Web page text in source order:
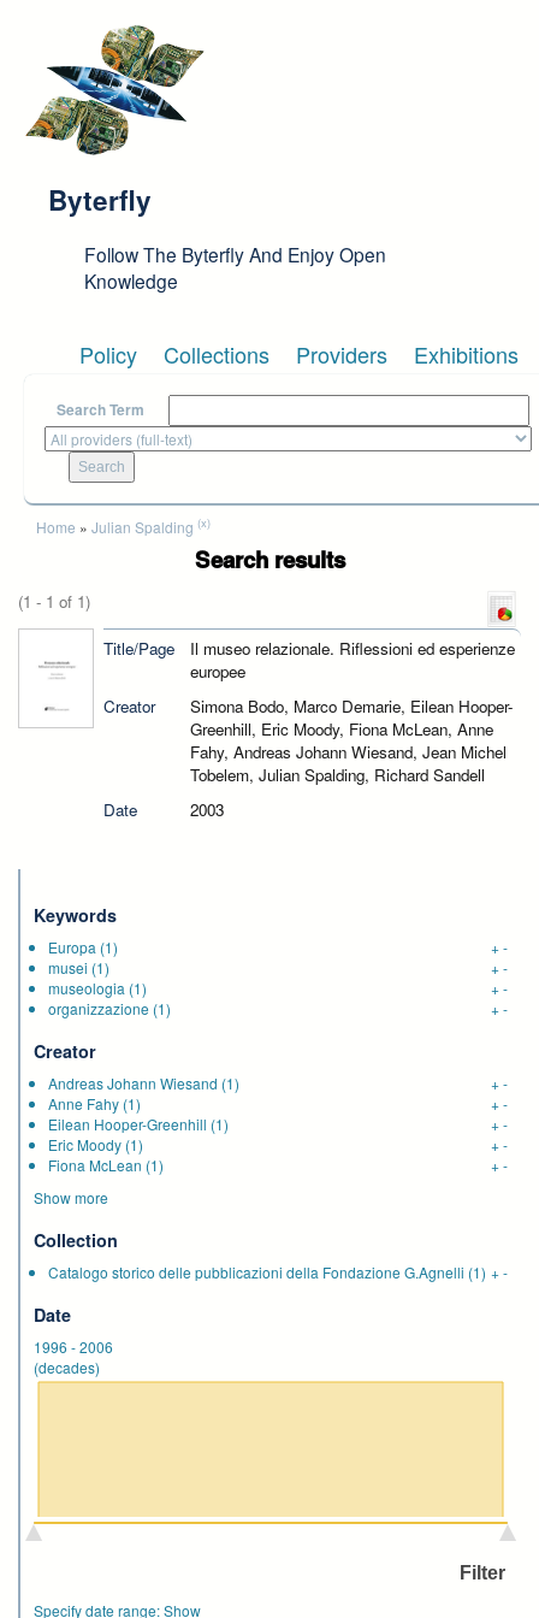
Byterfly
Follow The Byterfly And Enjoy Open
Knowledge
Policy Collections Providers Exhibitions
Search Term
You are here
Home » Julian Spalding (x)
Search results
(1 - 1 of 1)
Title/Page
Il museo relazionale. Riflessioni ed esperienze
europee
Creator
Simona Bodo, Marco Demarie, Eilean Hooper-
Greenhill, Eric Moody, Fiona McLean, Anne
Fahy, Andreas Johann Wiesand, Jean Michel
Tobelem, Julian Spalding, Richard Sandell
Date
2003
Keywords
Europa (1) +-
musei (1) +-
museologia (1) +-
organizzazione (1) +-
Creator
Andreas Johann Wiesand (1) +-
Anne Fahy (1) +-
Eilean Hooper-Greenhill (1) +-
Eric Moody (1) +-
Fiona McLean (1) +-
Show more
Collection
Catalogo storico delle pubblicazioni della Fondazione G.Agnelli (1) +-
Date
1996 -2006
(decades)
Specify date range:Show